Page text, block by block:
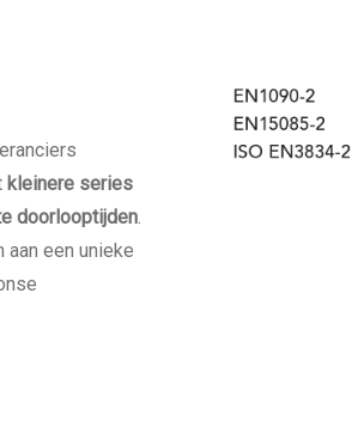
kleinere series
doorlooptijden.
aan een unieke